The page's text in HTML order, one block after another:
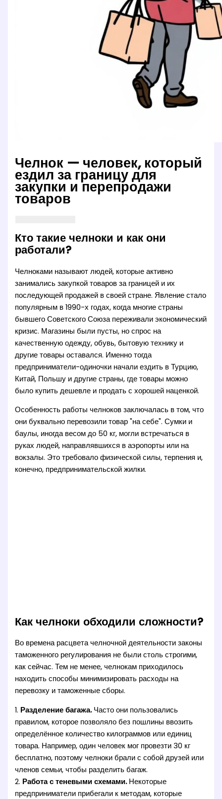
Челнок — человек, который
ездил за границу для
закупки и перепродажи
товаров
Кто такие челноки и как они
работали?
Челноками называют людей, которые активно
занимались закупкой товаров за границей и их
последующей продажей в своей стране. Явление стало
популярным в 1990-х годах, когда многие страны
бывшего Советского Союза переживали экономический
кризис. Магазины были пусты, но спрос на
качественную одежду, обувь, бытовую технику и
другие товары оставался. Именно тогда
предприниматели-одиночки начали ездить в Турцию,
Китай, Польшу и другие страны, где товары можно
было купить дешевле и продать с хорошей наценкой.
Особенность работы челноков заключалась в том, что
они буквально перевозили товар "на себе". Сумки и
баулы, иногда весом до 50 кг, могли встречаться в
руках людей, направлявшихся в аэропорты или на
вокзалы. Это требовало физической силы, терпения и,
конечно, предпринимательской жилки.
Как челноки обходили сложности?
Во времена расцвета челночной деятельности законы
таможенного регулирования не были столь строгими,
как сейчас. Тем не менее, челнокам приходилось
находить способы минимизировать расходы на
перевозку и таможенные сборы.
1. Разделение багажа.Часто они пользовались
правилом, которое позволяло без пошлины ввозить
определённое количество килограммов или единиц
товара. Например, один человек мог провезти 30 кг
бесплатно, поэтому челноки брали с собой друзей или
членов семьи, чтобы разделить багаж.
2. Работа с теневыми схемами.Некоторые
предприниматели прибегали к методам, которые